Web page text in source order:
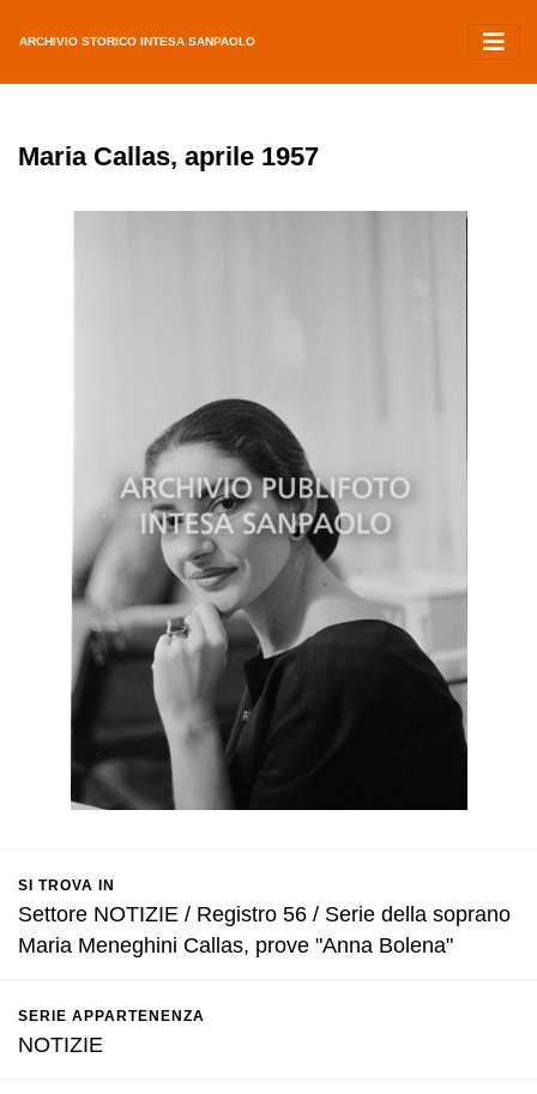
ARCHIVIO STORICO INTESA SANPAOLO
Maria Callas, aprile 1957
SI TROVA IN
Settore NOTIZIE / Registro 56 / Serie della soprano
Maria Meneghini Callas, prove "Anna Bolena"
SERIE APPARTENENZA
NOTIZIE